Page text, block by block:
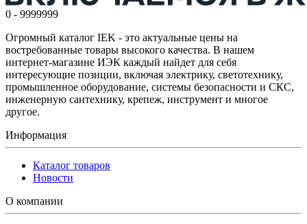
0 - 9999999
Огромный каталог IEK - это актуальные цены на
востребованные товары высокого качества. В нашем
интернет-магазине ИЭК каждый найдет для себя
интересующие позиции, включая электрику, светотехнику,
промышленное оборудование, системы безопасности и СКС,
инженерную сантехнику, крепеж, инструмент и многое
другое.
Информация
Каталог товаров
Новости
О компании